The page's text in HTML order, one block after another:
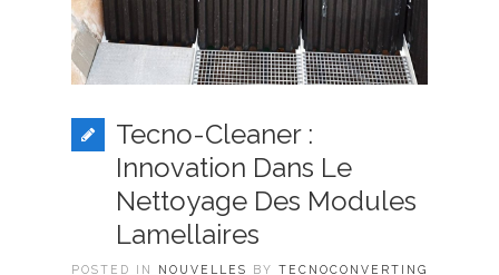
Tecno-Cleaner :
Innovation Dans Le
Nettoyage Des Modules
Lamellaires
POSTED IN NOUVELLES BY TECNOCONVERTING